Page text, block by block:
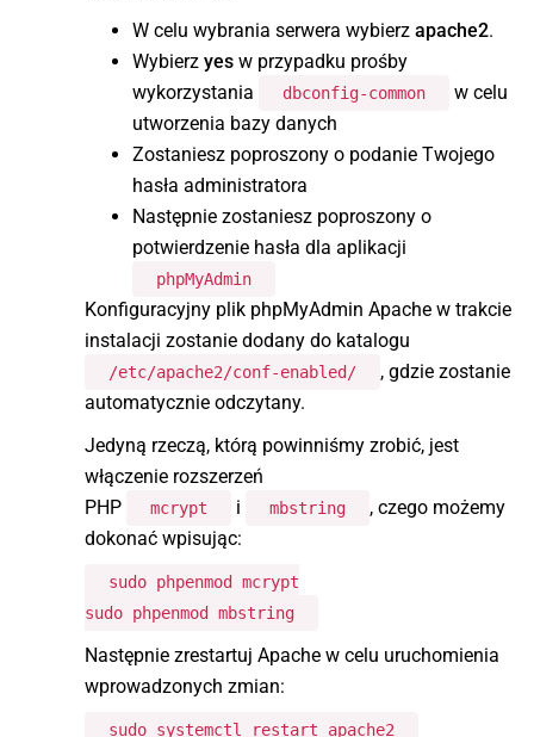
W celu wybrania serwera wybierz apache2.
Wybierz yes w przypadku prośby
wykorzystania
dbconfig-common
w celu
utworzenia bazy danych
Zostaniesz poproszony o podanie Twojego
hasła administratora
Następnie zostaniesz poproszony o
potwierdzenie hasła dla aplikacji
phpMyAdmin
Konfiguracyjny plik phpMyAdmin Apache w trakcie
instalacji zostanie dodany do katalogu
/etc/apache2/conf-enabled/
, gdzie zostanie
automatycznie odczytany.
Jedyną rzeczą, którą powinniśmy zrobić, jest
włączenie rozszerzeń
PHP
mcrypt i mbstring
, czego możemy
dokonać wpisując:
sudo phpenmod mcrypt
sudo phpenmod mbstring
Następnie zrestartuj Apache w celu uruchomienia
wprowadzonych zmian:
sudo systemctl restart apache2